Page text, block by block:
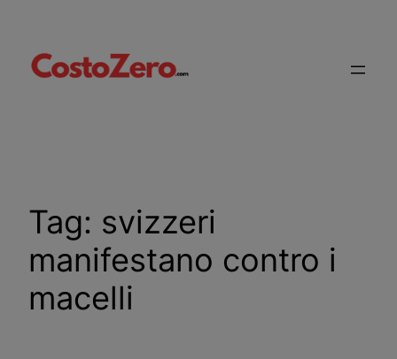
contenuto
Tag: svizzeri
manifestano contro i
macelli